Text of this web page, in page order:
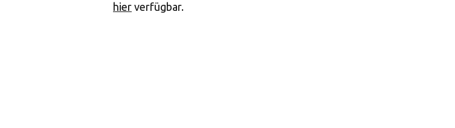
hier verfügbar.